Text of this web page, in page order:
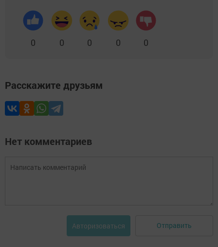
0 0 0 0 0
Расскажите друзьям
Нет комментариев
Авторизоваться Отправить